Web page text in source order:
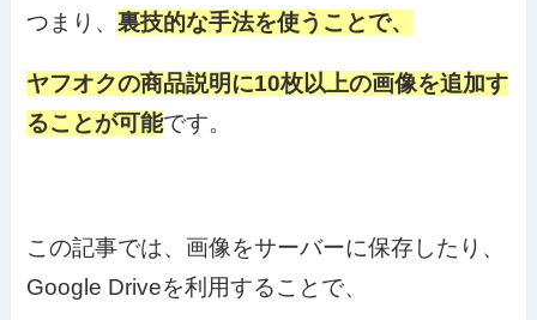
つまり、 裏技的な手法を使うことで、
ヤフオクの商品説明に10枚以上の画像を追加す
ることが可能です。
この記事では、画像をサーバーに保存したり、
Google Driveを利用することで、